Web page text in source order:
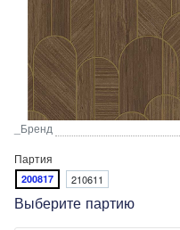
_Бренд
Партия
200817 210611
Выберите партию